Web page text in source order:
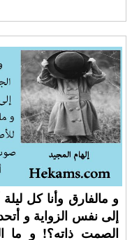
و مالفارق وأنا كل
إلى نفس الزواية و
الصمت ذاته؟! و ما